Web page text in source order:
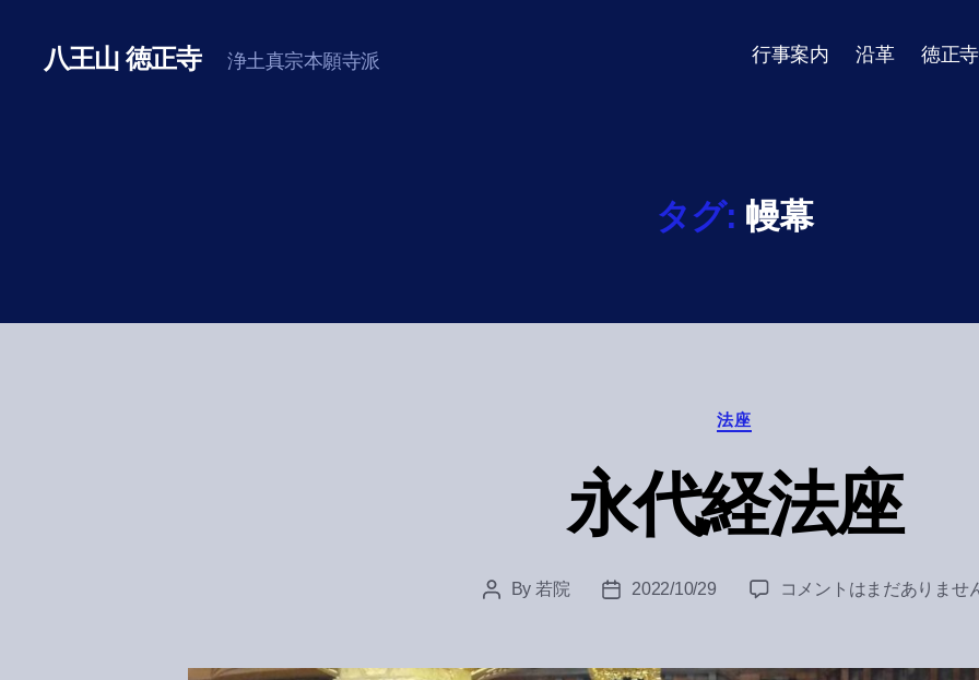
八王山 徳正寺 浄土真宗本願寺派 行事案内 沿革 徳正
タグ: 幔幕
Categories
法座
永代経法座
PostBy 若院
Post2022/10/29
永
法
コメントはまだありませ